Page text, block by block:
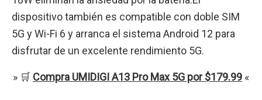
dispositivo también es compatible con doble SIM
5G y Wi-Fi 6 y arranca el sistema Android 12 para
disfrutar de un excelente rendimiento 5G.
» 🛒 Compra UMIDIGI A13 Pro Max 5G por $179.99 «